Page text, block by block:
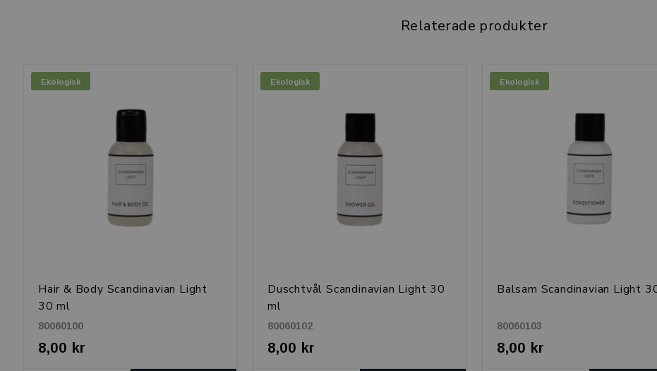
Relaterade produkter
Ekologisk
Hair & Body Scandinavian Light
30 ml
80060100
8,00 kr
Ekologisk
Duschtvål Scandinavian Light 30
ml
80060102
8,00 kr
Ekologisk
Balsam Scandinavian Light
80060103
8,00 kr